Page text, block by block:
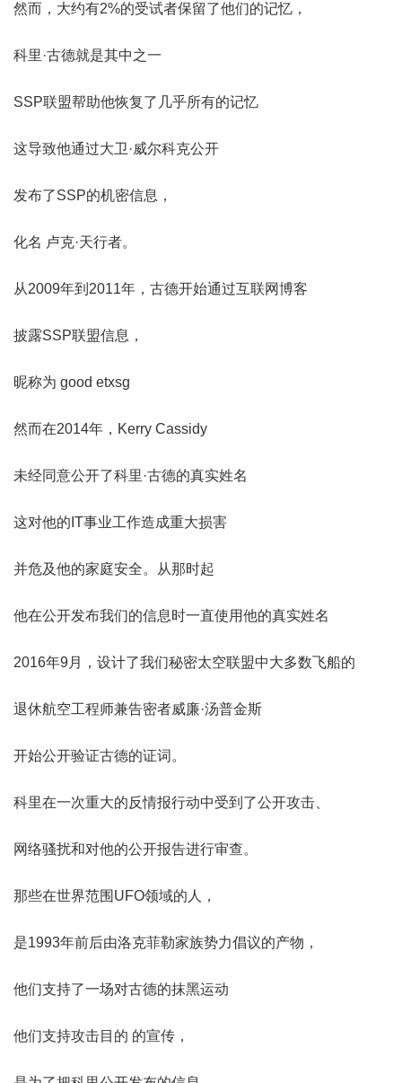
然而，大约有2%的受试者保留了他们的记忆，
科里·古德就是其中之一
SSP联盟帮助他恢复了几乎所有的记忆
这导致他通过大卫·威尔科克公开
发布了SSP的机密信息，
化名 卢克·天行者。
从2009年到2011年，古德开始通过互联网博客
披露SSP联盟信息，
昵称为 good etxsg
然而在2014年，Kerry Cassidy
未经同意公开了科里·古德的真实姓名
这对他的IT事业工作造成重大损害
并危及他的家庭安全。从那时起
他在公开发布我们的信息时一直使用他的真实姓名
2016年9月，设计了我们秘密太空联盟中大多数飞船的
退休航空工程师兼告密者威廉·汤普金斯
开始公开验证古德的证词。
科里在一次重大的反情报行动中受到了公开攻击、
网络骚扰和对他的公开报告进行审查。
那些在世界范围UFO领域的人，
是1993年前后由洛克菲勒家族势力倡议的产物，
他们支持了一场对古德的抹黑运动
他们支持攻击目的 的宣传，